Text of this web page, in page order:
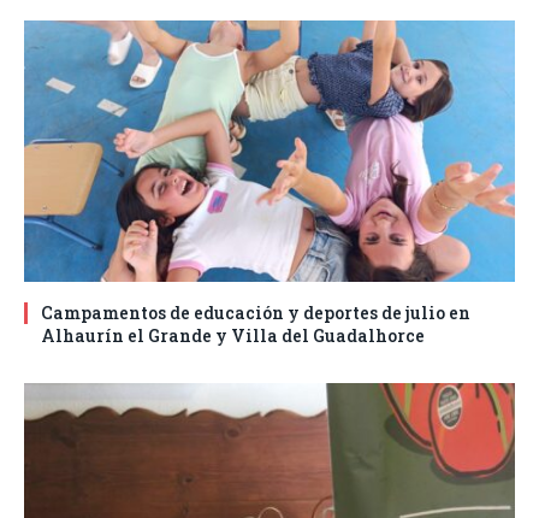
Campamentos de educación y deportes de julio en
Alhaurín el Grande y Villa del Guadalhorce